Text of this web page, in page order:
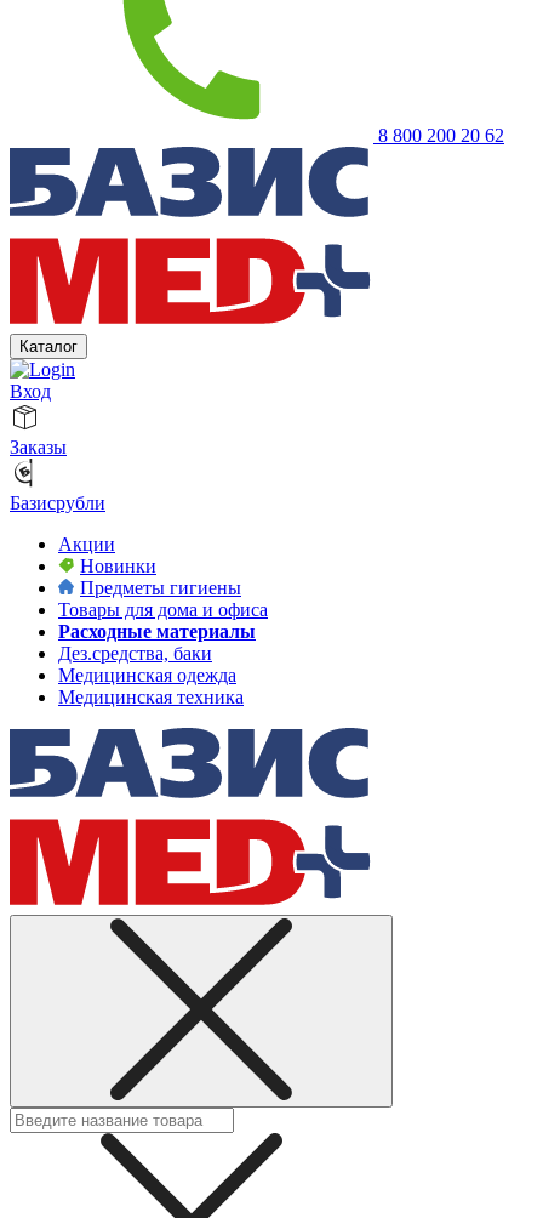
8 800 200 20 62
Каталог
Вход
Заказы
Базисрубли
Акции
Новинки
Предметы гигиены
Товары для дома и офиса
Расходные материалы
Дез.средства, баки
Медицинская одежда
Медицинская техника